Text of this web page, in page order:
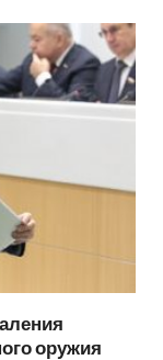
оружия